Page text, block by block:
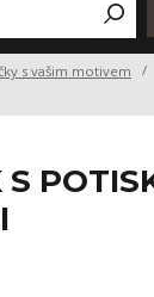
s vašim motivem
S